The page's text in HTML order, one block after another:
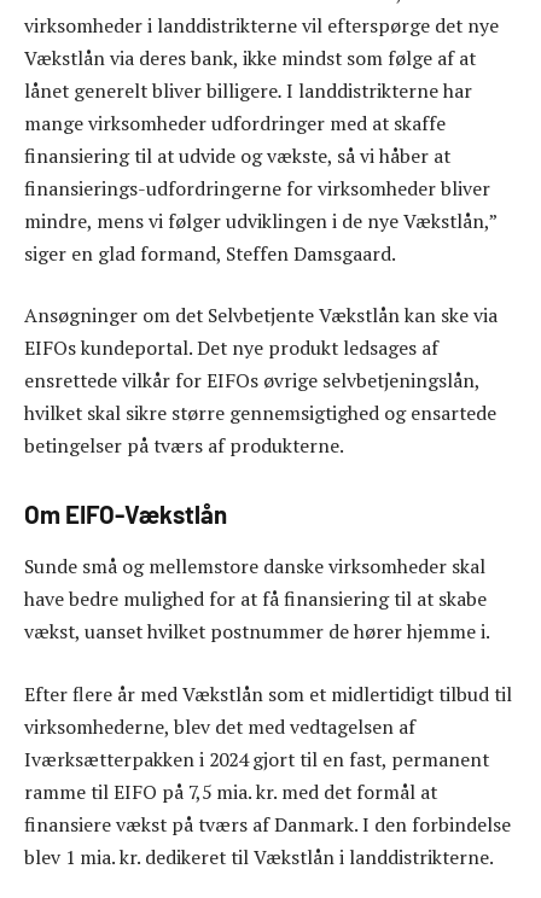
virksomheder i landdistrikterne vil efterspørge det nye
Vækstlån via deres bank, ikke mindst som følge af at
lånet generelt bliver billigere.I landdistrikterne har
mange virksomheder udfordringer med at skaffe
finansiering til at udvide og vækste, så vi håber at
finansierings-udfordringerne for virksomheder bliver
mindre, mens vi følger udviklingen i de nye Vækstlån,”
siger en glad formand, Steffen Damsgaard.
Ansøgninger om det Selvbetjente Vækstlån kan ske via
EIFOs kundeportal. Det nye produkt ledsages af
ensrettede vilkår for EIFOs øvrige selvbetjeningslån,
hvilket skal sikre større gennemsigtighed og ensartede
betingelser på tværs af produkterne.
Om EIFO-Vækstlån
Sunde små og mellemstore danske virksomheder skal
have bedre mulighed for at få finansiering til at skabe
vækst, uanset hvilket postnummer de hører hjemme i.
Efter flere år med Vækstlån som et midlertidigt tilbud til
virksomhederne, blev det med vedtagelsen af
Iværksætterpakken i 2024 gjort til en fast, permanent
ramme til EIFO på 7,5 mia. kr. med det formål at
finansiere vækst på tværs af Danmark. I den forbindelse
blev 1 mia. kr. dedikeret til Vækstlån i landdistrikterne.